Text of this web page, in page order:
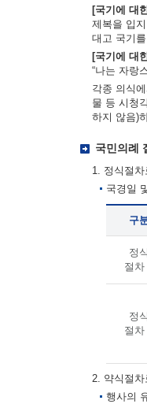
[국기에 대
제복을 입
대고 국기
[국기에 대
“나는 자랑
각종 의식
물 등 시청
하지 않음)
국민의례
1. 정식절
국경일
구
정식
절차
정식
절차
2. 약식절
행사의